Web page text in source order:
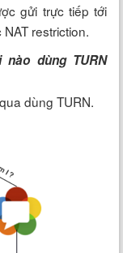
gửi trực tiếp tới
restriction.
dùng TURN
dùng TURN.